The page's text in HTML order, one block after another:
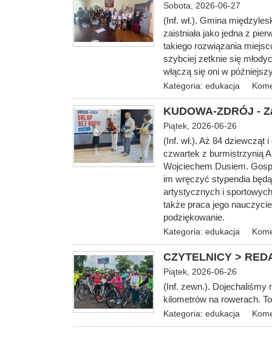
Sobota, 2026-06-27
(Inf. wł.). Gmina
zaistniała jako jedna z
takiego rozwiązania
szybciej zetknie się
włączą się oni w
Kategoria: edukacja
KUDOWA-ZDRÓJ -
Piątek, 2026-06-26
(Inf. wł.). Aż 84 dziewcząt
czwartek z burmistrzynią
Wojciechem Dusiem.
im wręczyć stypendia
artystycznych i
także praca jego
podziękowanie.
Kategoria: edukacja
CZYTELNICY >
Piątek, 2026-06-26
(Inf. zewn.). Dojechaliśmy
kilometrów na rowerach.
Kategoria: edukacja